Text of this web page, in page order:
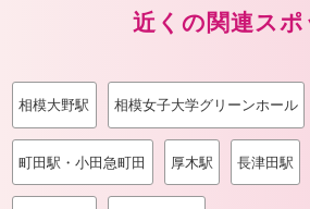
近くの関連スポ
相模大野駅 相模女子大学グリーンホール
町田駅・小田急町田 厚木駅 長津田駅